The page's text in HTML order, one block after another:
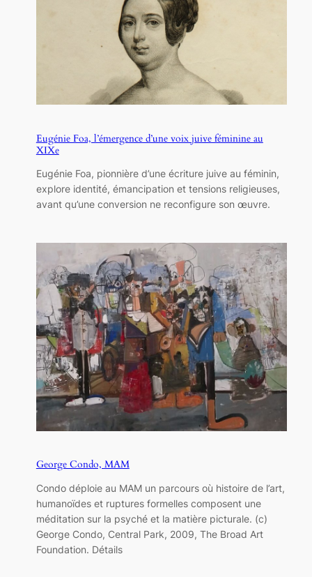
Eugénie Foa, l’émergence d’une voix juive féminine au
XIXe
Eugénie Foa, pionnière d’une écriture juive au féminin,
explore identité, émancipation et tensions religieuses,
avant qu’une conversion ne reconfigure son œuvre.
George Condo, MAM
Condo déploie au MAM un parcours où histoire de l’art,
humanoïdes et ruptures formelles composent une
méditation sur la psyché et la matière picturale. (c)
George Condo, Central Park, 2009, The Broad Art
Foundation. Détails